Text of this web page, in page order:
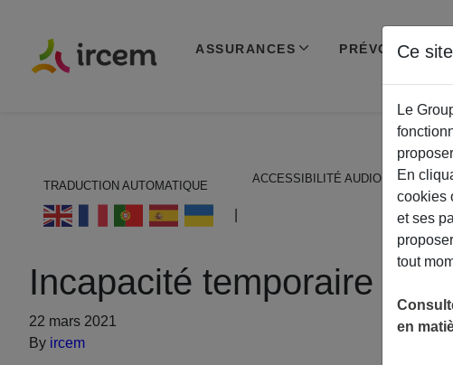
ASSURANCES PRÉVOYANCE
TRADUCTION AUTOMATIQUE
ACCESSIBILITÉ AUDIO
Incapacité temporaire de
22 mars 2021
By ircem
Ce
Le
En
cookies
et ses
tout
en